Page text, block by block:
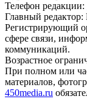
Телефон редакции:
Главный
Регистрирующий
сфере связи,
коммуникаций.
Возрастное
При полном или
материалов,
450media.ru